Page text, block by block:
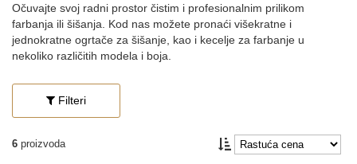
Očuvajte svoj radni prostor čistim i profesionalnim prilikom
farbanja ili šišanja. Kod nas možete pronaći višekratne i
jednokratne ogrtače za šišanje, kao i kecelje za farbanje u
nekoliko različitih modela i boja.
Filteri
6 proizvoda